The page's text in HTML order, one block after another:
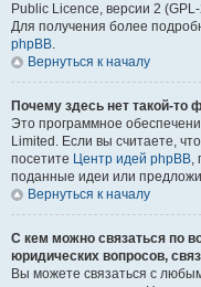
Public Licence, версии 2
Для получения более
phpBB.
Вернуться к началу
Почему здесь нет такой-то
Это программное
Limited. Если вы считаете,
посетите Центр идей phpBB,
поданные идеи или
Вернуться к началу
С кем можно связаться по
юридических вопросов,
Вы можете связаться с